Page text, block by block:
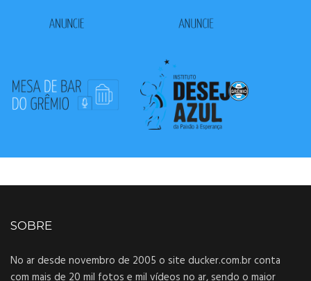
SOBRE
No ar desde novembro de 2005 o site ducker.com.br conta